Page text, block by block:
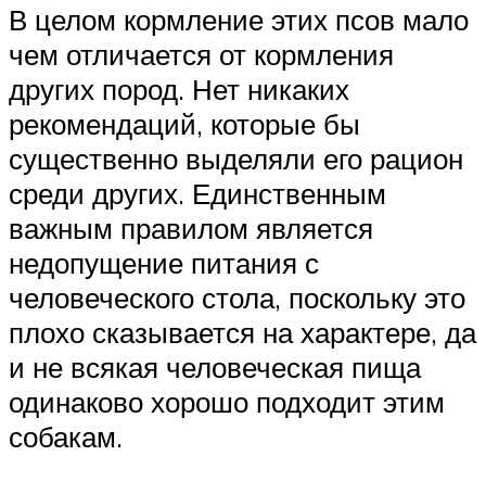
В целом кормление этих псов мало
чем отличается от кормления
других пород. Нет никаких
рекомендаций, которые бы
существенно выделяли его рацион
среди других. Единственным
важным правилом является
недопущение питания с
человеческого стола, поскольку это
плохо сказывается на характере, да
и не всякая человеческая пища
одинаково хорошо подходит этим
собакам.